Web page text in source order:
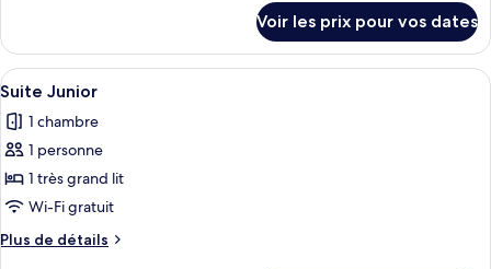
Chambre
Double
Junior
pour
personne,
vue
port
le
type
de
Chambre
Double
pour
vue
Voir les prix pour vos dates
Afficher
toutes
les
photos
pour
ce
type
de
Couette en duvet d'oie, minibar,
5
Suite Junior
1 chambre
1 personne
1 très grand lit
Wi-Fi gratuit
Plus de détails
Plus